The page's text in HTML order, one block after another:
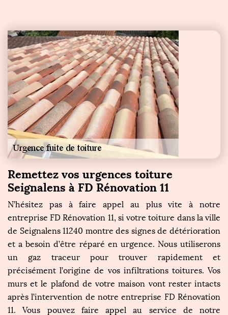
Remettez vos urgences toiture
Seignalens à FD Rénovation 11
N’hésitez pas à faire appel au plus vite à notre
entreprise FD Rénovation 11, si votre toiture dans la ville
de Seignalens 11240 montre des signes de détérioration
et a besoin d’être réparé en urgence. Nous utiliserons
un gaz traceur pour trouver rapidement et
précisément l’origine de vos infiltrations toitures. Vos
murs et le plafond de votre maison vont rester intacts
après l’intervention de notre entreprise FD Rénovation
11. Vous pouvez faire appel au service de notre